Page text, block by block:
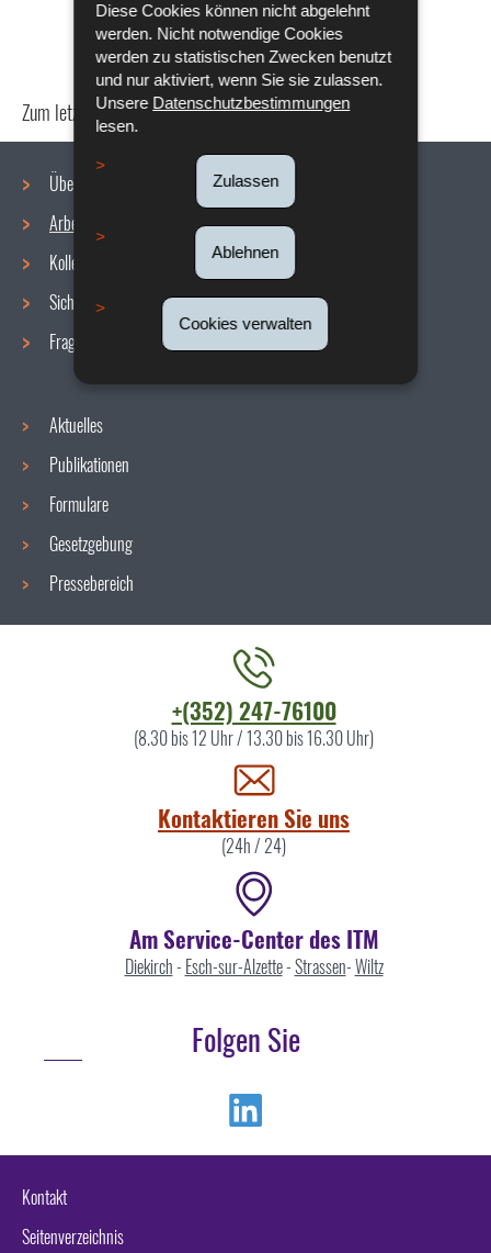
Diese Cookies können nicht abgelehnt
werden. Nicht notwendige Cookies
werden zu statistischen Zwecken benutzt
und nur aktiviert, wenn Sie sie zulassen.
Unsere Datenschutzbestimmungen
lesen.
Zulassen
Ablehnen
Cookies verwalten
Zum letzten Mal aktualisiert am24/04/2024
Navigationsmenü
Über uns
Arbeitsbedingungen
Kollektive Vereinbarungen
Sicherheit/Gesundheit am Arbeitsplatz
Fragen / Antworten
Aktuelles
Publikationen
Formulare
Gesetzgebung
Pressebereich
+(352) 247-76100
(8.30 bis 12 Uhr / 13.30 bis 16.30 Uhr)
Kontaktieren Sie uns
(24h / 24)
Am Service-Center des ITM
Diekirch- Esch-sur-Alzette-Strassen-Wiltz
Folgen Sie
Kontakt
Seitenverzeichnis